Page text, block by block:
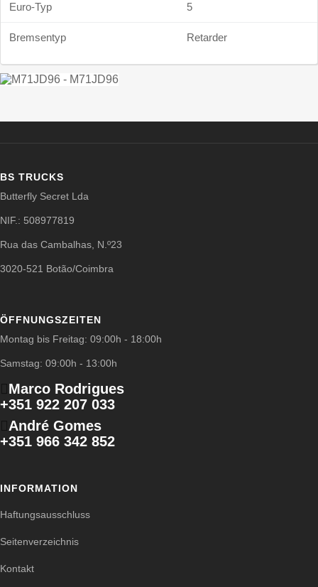
Euro-Typ 5
Bremsentyp Retarder
BS TRUCKS
Butterfly Secret Lda
NIF.: 508977819
Rua das Cambalhas, N.º23
3020-521 Botão/Coimbra
ÖFFNUNGSZEITEN
Montag bis Freitag: 09:00h - 18:00h
Samstag: 09:00h - 13:00h
Marco Rodrigues
+351 922 207 033
André Gomes
+351 966 342 852
INFORMATION
Haftungsausschluss
Seitenverzeichnis
Kontakt